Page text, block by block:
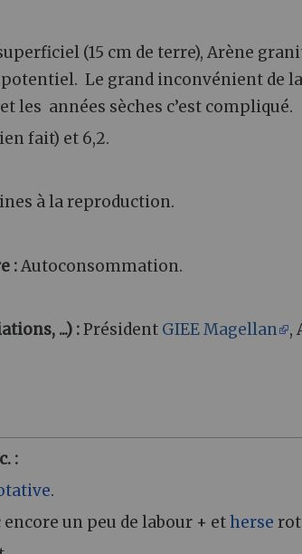
(15 cm de terre), Arène
potentiel. Le grand inconvénient de
et les années sèches c’est compliqué.
fait) et 6,2.
à la reproduction.
:Autoconsommation.
...) :Président GIEE Magellan
,
:
.
encore un peu de labour + etherse